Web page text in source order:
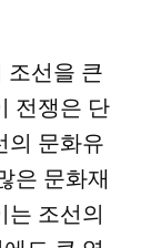
조선을 큰
전쟁은 단
의 문화유
은 문화재
는 조선의